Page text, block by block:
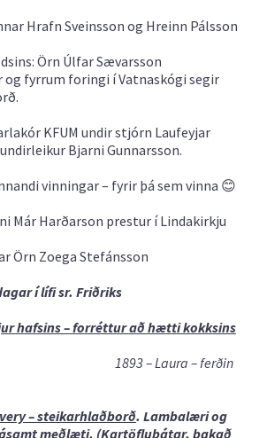
Hrafn Sveinsson og Hreinn Pálsson
Örn Úlfar Sævarsson
og fyrrum foringi í Vatnaskógi segir
KFUM undir stjórn Laufeyjar
Bjarni Gunnarsson.
vinningar – fyrir þá sem vinna 😊
Már Harðarson prestur í Lindakirkju
Örn Zoega Stefánsson
í lífi sr. Friðriks
hafsins – forréttur að hætti kokksins
Laura – ferðin
– steikarhlaðborð. Lambalæri og
meðlæti. (Kartöflubátar, bakað